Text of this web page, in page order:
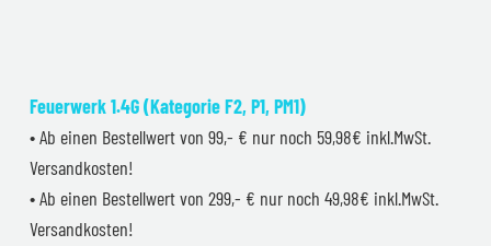
Feuerwerk 1.4G (Kategorie F2, P1, PM1)
• Ab einen Bestellwert von 99,- € nur noch 59,98€ inkl.MwSt.
Versandkosten!
• Ab einen Bestellwert von 299,- € nur noch 49,98€ inkl.MwSt.
Versandkosten!